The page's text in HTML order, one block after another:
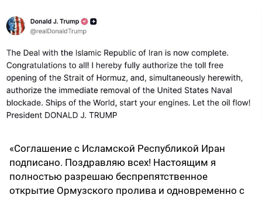
«Соглашение с Исламской Республикой Иран
подписано. Поздравляю всех! Настоящим я
полностью разрешаю беспрепятственное
открытие Ормузского пролива и одновременно с